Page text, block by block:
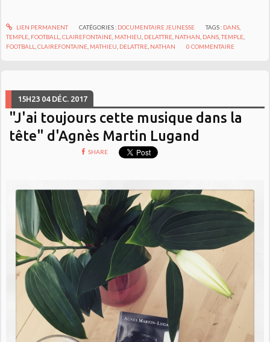
LIEN PERMANENT CATÉGORIES : DOCUMENTAIRE JEUNESSE TAGS : DANS
TEMPLE FOOTBALL ,CLAIREFONTAINE MATHIEU DELATTRE NATHAN DANS ,TEMPLE
FOOTBALL ,CLAIREFONTAINE MATHIEU DELATTRE NATHAN 0 COMMENTAIRE
15H23 04 DÉC. 2017
"J'ai toujours cette musique dans la
tête" d'Agnès Martin Lugand
SHARE